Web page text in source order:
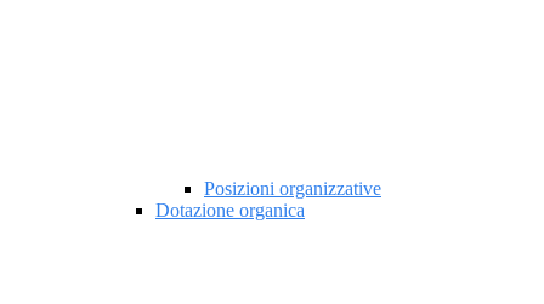
Posizioni organizzative
Dotazione organica